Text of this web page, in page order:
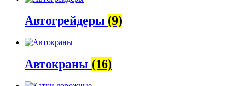
Автогрейдеры (9)
Автокраны (16)